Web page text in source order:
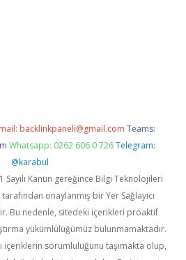
backlinkpaneli@gmail.com Teams:
Whatsapp: 0262 606 0 726 Telegram:
@karabul
Sayılı Kanun gereğince Bilgi Teknolojileri
onaylanmış bir Yer Sağlayıcı
Bu nedenle, sitedeki içerikleri proaktif
yükümlülüğümüz bulunmamaktadır.
içeriklerin sorumluluğunu taşımakta olup,